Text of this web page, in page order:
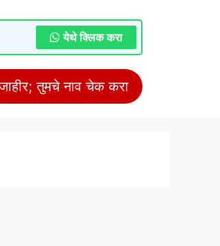
येथे क्लिक करा
तुमचे नाव चेक करा